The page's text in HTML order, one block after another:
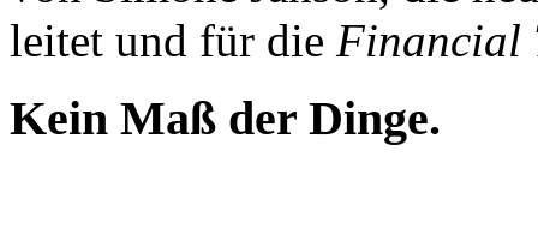
leitet und für die Financial
Kein Maß der Dinge.